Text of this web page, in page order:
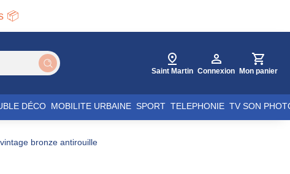
📦
Saint Martin Connexion Mon panier
DÉCO MOBILITE URBAINE SPORT TELEPHONIE TV SON
bronze antirouille